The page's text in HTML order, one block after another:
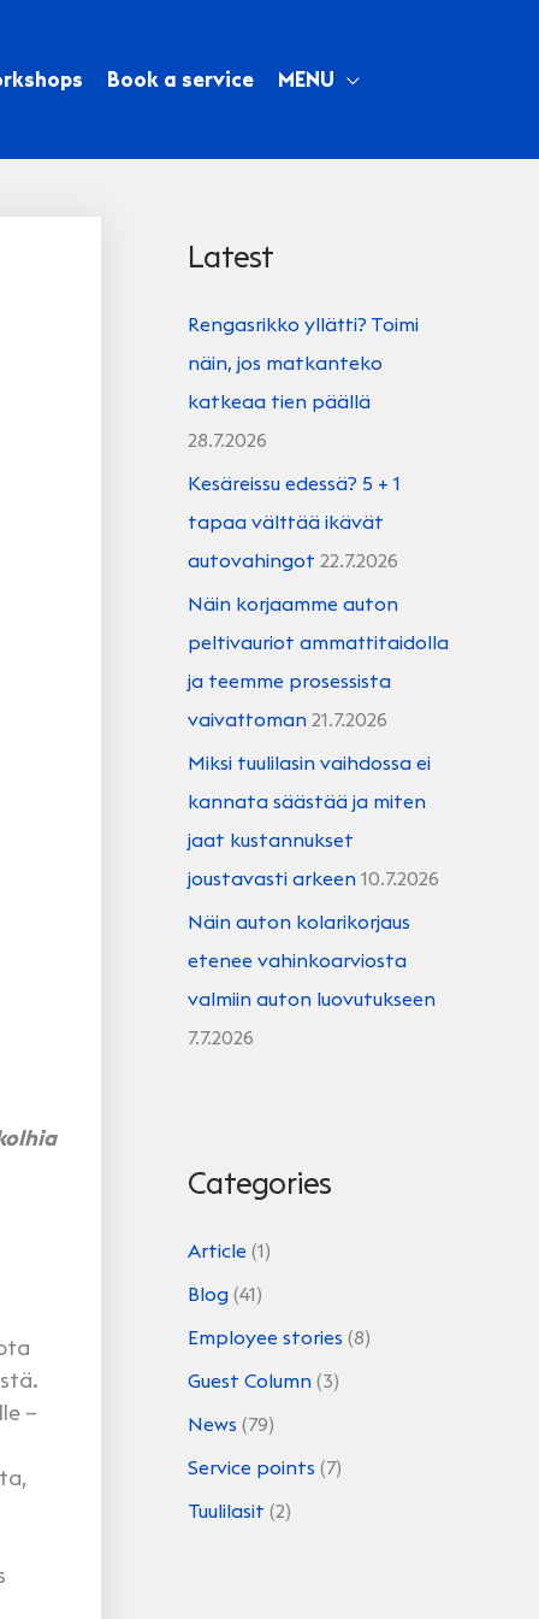
Book a service MENU
–
Latest
Rengasrikko yllätti? Toimi
näin, jos matkanteko
katkeaa tien päällä
28.7.2026
Kesäreissu edessä? 5 + 1
tapaa välttää ikävät
autovahingot 22.7.2026
Näin korjaamme auton
peltivauriot ammattitaidolla
ja teemme prosessista
vaivattoman 21.7.2026
Miksi tuulilasin vaihdossa ei
kannata säästää ja miten
jaat kustannukset
joustavasti arkeen 10.7.2026
Näin auton kolarikorjaus
etenee vahinkoarviosta
valmiin auton luovutukseen
7.7.2026
Categories
Article (1)
Blog (41)
Employee stories (8)
Guest Column (3)
News (79)
Service points (7)
Tuulilasit (2)